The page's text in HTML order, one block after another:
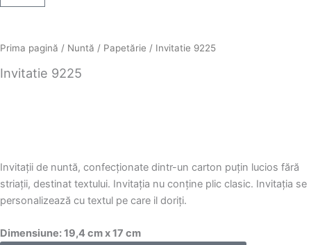
Prima pagină / Nuntă / Papetărie / Invitatie 9225
Invitatie 9225
Invitații de nuntă, confecționate dintr-un carton puțin lucios fără
striații, destinat textului. Invitația nu conține plic clasic. Invitația se
personalizează cu textul pe care il doriți.
Dimensiune: 19,4 cm x 17 cm